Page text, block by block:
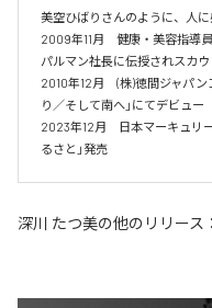
美空ひばりさんのように、人
2009年11月　健康・美容指導
パルマン社長に伝授されスカウ
2010年12月　(株)徳間ジャパ
り／そして南へ」にてデビュー
2023年12月　日本マーキュリ
るさと」発売
深川 たつ美の他のリリース：